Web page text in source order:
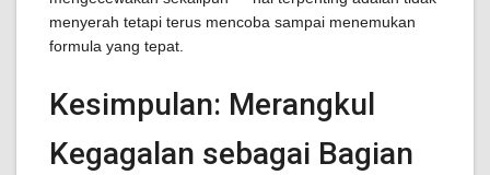
menyerah tetapi terus mencoba sampai menemukan
formula yang tepat.
Kesimpulan: Merangkul
Kegagalan sebagai Bagian